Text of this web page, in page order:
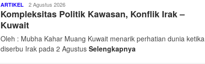
ARTIKEL Pantau
24
Jam
Net
2 Agustus 2026
Kompleksitas Politik Kawasan, Konflik Irak –
Kuwait
Oleh : Mubha Kahar Muang Kuwait menarik perhatian dunia ketika
diserbu Irak pada 2 Agustus Selengkapnya